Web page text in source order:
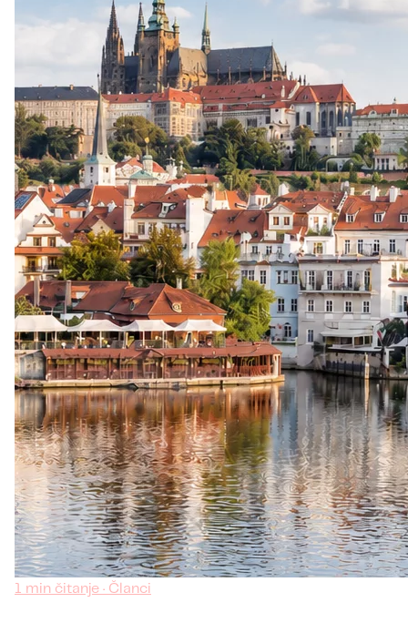
1 min čitanje · Članci